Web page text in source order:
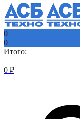
0
0
Итого:
0 ₽